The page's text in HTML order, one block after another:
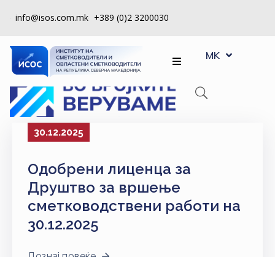
info@isos.com.mk +389 (0)2 3200030
ЗА
НАС
РЕГИСТРИ
КВАЛИТЕТ
КАКО
ЧЛЕН
MK
SQ
30.12.2025
Одобрени лиценца за
Друштво за вршење
сметководствени работи на
30.12.2025